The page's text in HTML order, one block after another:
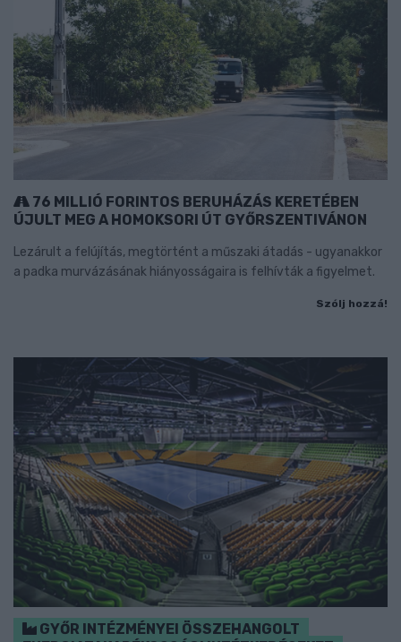
76 MILLIÓ FORINTOS BERUHÁZÁS KERETÉBEN
ÚJULT MEG A HOMOKSORI ÚT GYŐRSZENTIVÁNON
Lezárult a felújítás, megtörtént a műszaki átadás - ugyanakkor
a padka murvázásának hiányosságaira is felhívták a figyelmet.
Szólj hozzá!
GYŐR INTÉZMÉNYEI ÖSSZEHANGOLT